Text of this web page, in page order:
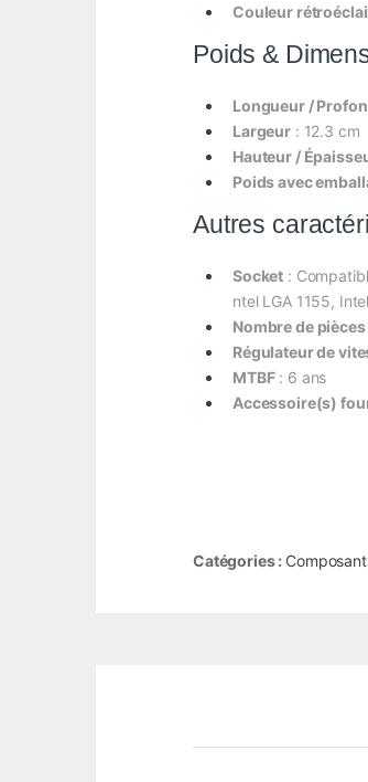
Couleur
Poids &
Longueur /
Largeur : 12.3 cm
Hauteur /
Poids avec
Autres
Socket :
ntel LGA 1155,
Nombre de pièces
Régulateur de
MTBF: 6 ans
Accessoire(s)
Catégories :